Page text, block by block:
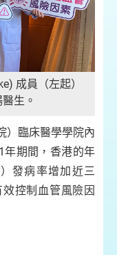
成員（左起）
生。
）臨床醫學學院內
年期間，香港的年
發病率增加近三
控制血管風險因